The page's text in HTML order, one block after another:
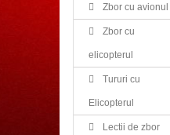
Zbor cu avionul
Zbor cu
elicopterul
Tururi cu
Elicopterul
Lectii de zbor